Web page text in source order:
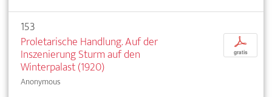
153
Proletarische Handlung. Auf der
Inszenierung Sturm auf den
Winterpalast (1920)
Anonymous
p
gratis